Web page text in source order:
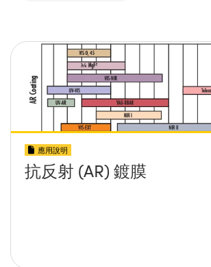
應用說明
抗反射 (AR) 鍍膜